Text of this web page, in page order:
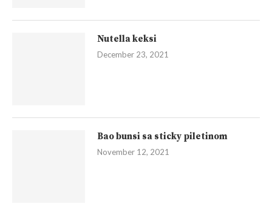
Nutella keksi
December 23, 2021
Bao bunsi sa sticky piletinom
November 12, 2021